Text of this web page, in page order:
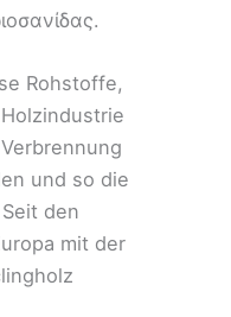
Rohstoffe,
und so die
den
mit der